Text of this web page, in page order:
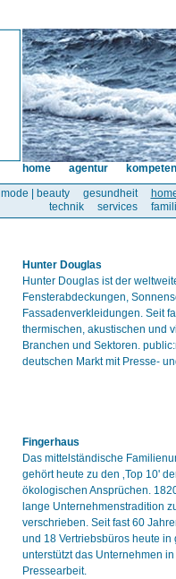
mode | beauty gesundheit
technik
services
home agentur
Hunter Douglas
Hunter Douglas ist der
Fensterabdeckungen,
Fassadenverkleidungen. Seit
thermischen, akustischen und
Branchen und Sektoren.
deutschen Markt mit Presse-
Fingerhaus
Das mittelständische
gehört heute zu den ‚Top 10'
ökologischen Ansprüchen.
lange Unternehmenstradition
verschrieben. Seit fast 60
und 18 Vertriebsbüros heute
unterstützt das Unternehmen
Pressearbeit.